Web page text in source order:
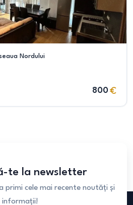
Nordului
800
te la newsletter
primi cele mai recente noutăți și
informații!